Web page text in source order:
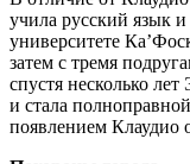
учила русский язык
университете
затем с тремя
спустя несколько
и стала
появлением Клаудио